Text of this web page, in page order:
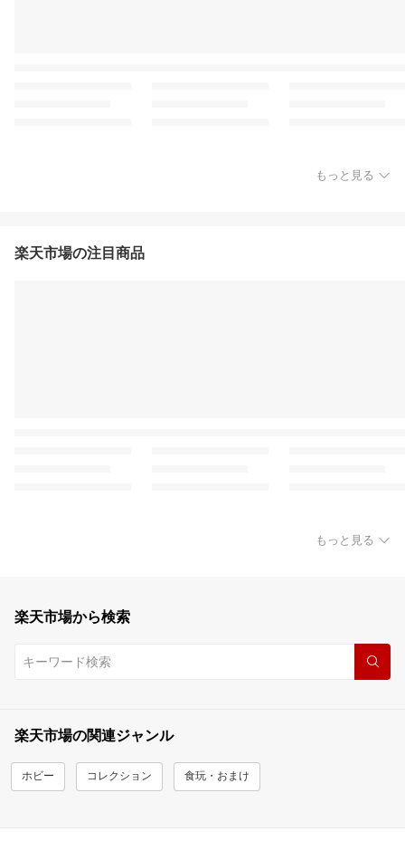
もっと見る
楽天市場の注目商品
もっと見る
楽天市場から検索
楽天市場の関連ジャンル
ホビー コレクション 食玩・おまけ